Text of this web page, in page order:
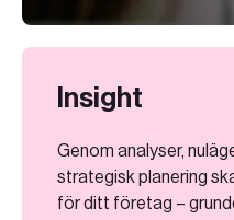
Insight
Genom analyser,
strategisk planering
för ditt företag –